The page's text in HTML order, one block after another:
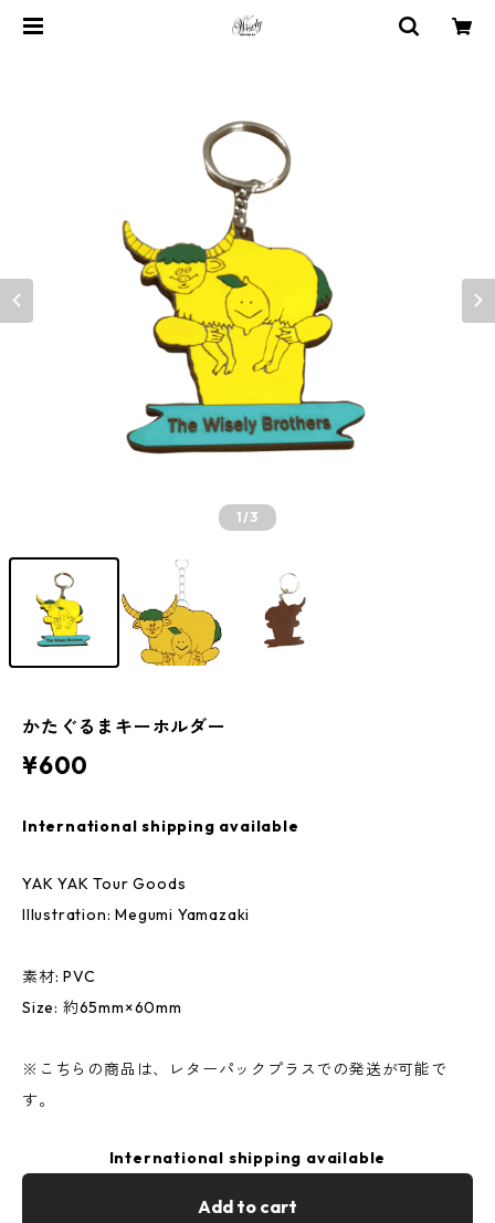
1/3
かたぐるまキーホルダー
¥600
International shipping available
YAK YAK Tour Goods
Illustration: Megumi Yamazaki
素材: PVC
Size: 約65mm×60mm
※こちらの商品は、レターパックプラスでの発送が可能で
す。
International shipping available
Add to cart